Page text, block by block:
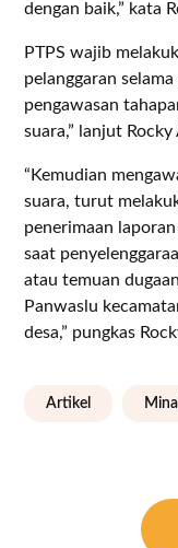
dengan baik,” kata
PTPS wajib
pelanggaran
pengawasan
suara,” lanjut Rocky
“Kemudian
suara, turut
penerimaan
saat
atau temuan
Panwaslu
desa,” pungkas
Artikel